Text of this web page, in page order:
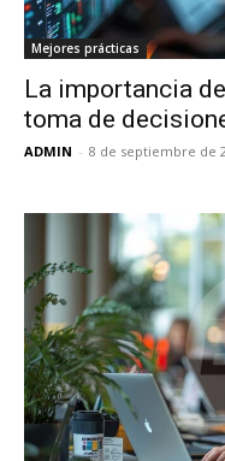
Mejores prácticas
La importancia
toma de
ADMIN - 8 de septiembre de